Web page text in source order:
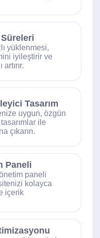
Süreleri
yüklenmesi,
iyileştirir ve
Tasarım
uygun, özgün
ile
çıkarın.
Paneli
paneli
kolayca
içerik